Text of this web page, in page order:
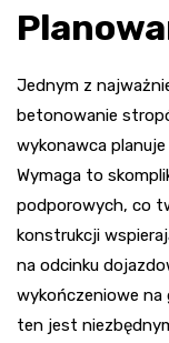
Jednym z
betonowanie
wykonawca
Wymaga to
podporowych, co
konstrukcji
na odcinku
wykończeniowe na
ten jest